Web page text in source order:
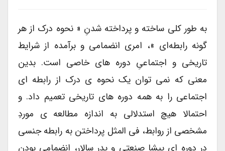
به طور کلی ساخته و پرداخته شدنِ « نحوه درک از هر
گونه رابطه‌ای »، امری انضمامی و برآمده از شرایط
تاریخی و اجتماعیِ دوره های خاصی است. بدین
معنی که نمی توان یک نحوه ی درک از رابطه ای
اجتماعی را به همه دوره های تاریخی تعمیم داد. و
احتمالا هیچ استدلالی به اندازه مطالعه ی موردِ
مشخصی از روابط، فی المثل پرداختن به رابطه جنسی
در دوره ای پیشا صنعتی و پدر سالار، انضمامی بودنِ